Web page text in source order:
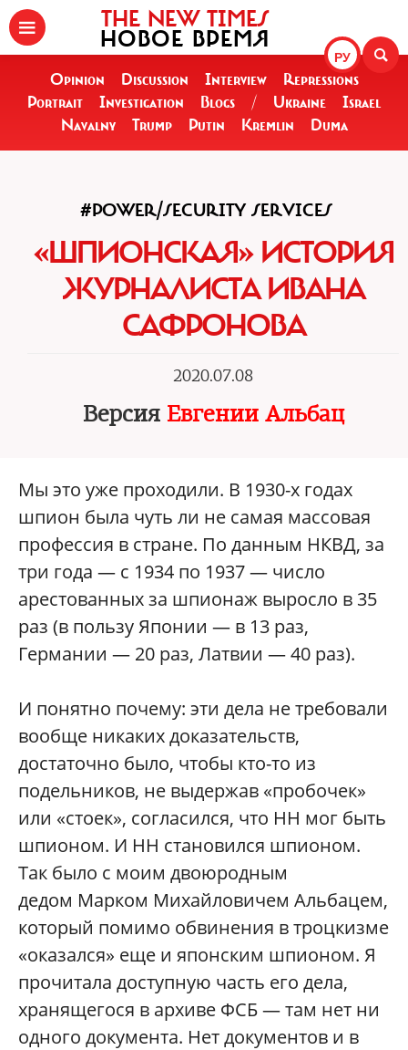
РУ
THE NEW TIMES
НОВОЕ ВРЕМЯ
Opinion Discussion Interview
Repressions
Portrait
Investigation Blogs / Ukraine
Israel
Navalny
Trump Putin Kremlin Duma
#POWER/SECURITY SERVICES
«ШПИОНСКАЯ» ИСТОРИЯ
ЖУРНАЛИСТА ИВАНА
САФРОНОВА
2020.07.08
Версия Евгении Альбац
Мы это уже проходили. В 1930-х годах
шпион была чуть ли не самая массовая
профессия в стране. По данным НКВД, за
три года — с 1934 по 1937 — число
арестованных за шпионаж выросло в 35
раз (в пользу Японии — в 13 раз,
Германии — 20 раз, Латвии — 40 раз).
И понятно почему: эти дела не требовали
вообще никаких доказательств,
достаточно было, чтобы кто-то из
подельников, не выдержав «пробочек»
или «стоек», согласился, что НН мог быть
шпионом. И НН становился шпионом.
Так было с моим двоюродным
дедом Марком Михайловичем Альбацем,
который помимо обвинения в троцкизме
«оказался» еще и японским шпионом. Я
прочитала доступную часть его дела,
хранящегося в архиве ФСБ — там нет ни
одного документа. Нет документов и в